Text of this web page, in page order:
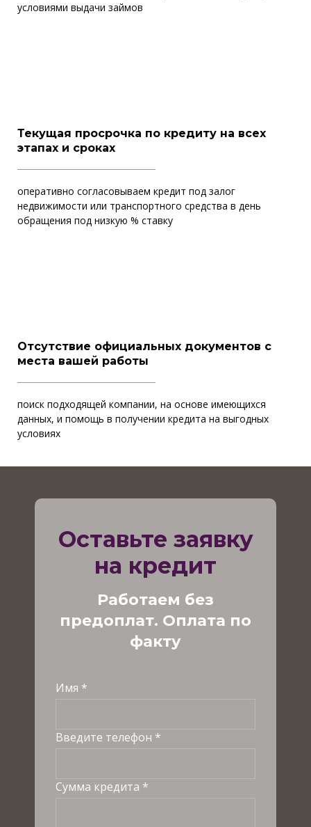
условиями выдачи займов
Текущая просрочка по кредиту на всех
этапах и сроках
оперативно согласовываем кредит под залог
недвижимости или транспортного средства в день
обращения под низкую % ставку
Отсутствие официальных документов с
места вашей работы
поиск подходящей компании, на основе имеющихся
данных, и помощь в получении кредита на выгодных
условиях
Оставьте заявку
на кредит
Работаем без
предоплат. Оплата по
факту
Имя *
Введите телефон *
Сумма кредита *